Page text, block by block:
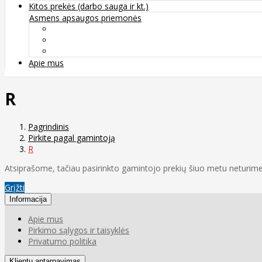
Kitos prekės (darbo sauga ir kt.)
Asmens apsaugos priemonės
Apie mus
R
Pagrindinis
Pirkite pagal gamintoją
R
Atsiprašome, tačiau pasirinkto gamintojo prekių šiuo metu
Grįžti
Informacija
Apie mus
Pirkimo sąlygos ir taisyklės
Privatumo politika